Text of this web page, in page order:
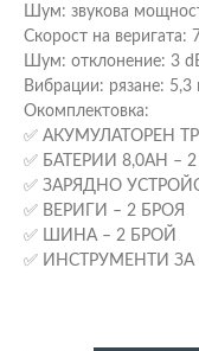
Шум: звукова
Скорост на веригата:
Шум: отклонение: 3
Вибрации: рязане: 5,3
Окомплектовка:
✅ АКУМУЛАТОРЕН
✅ БАТЕРИИ 8,0АH –
✅ ЗАРЯДНО
✅ ВЕРИГИ – 2 БРОЯ
✅ ШИНА – 2 БРОЙ
✅ ИНСТРУМЕНТИ ЗА